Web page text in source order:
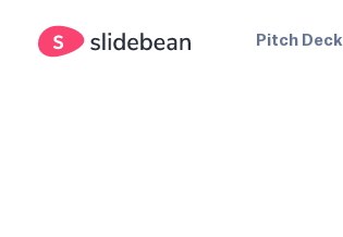
Pitch Deck